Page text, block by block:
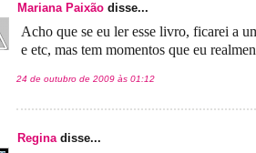
Mariana Paixão disse...
Acho que se eu ler esse livro, ficarei a
e etc, mas tem momentos que eu
24 de outubro de 2009 às 01:12
Reginadisse...